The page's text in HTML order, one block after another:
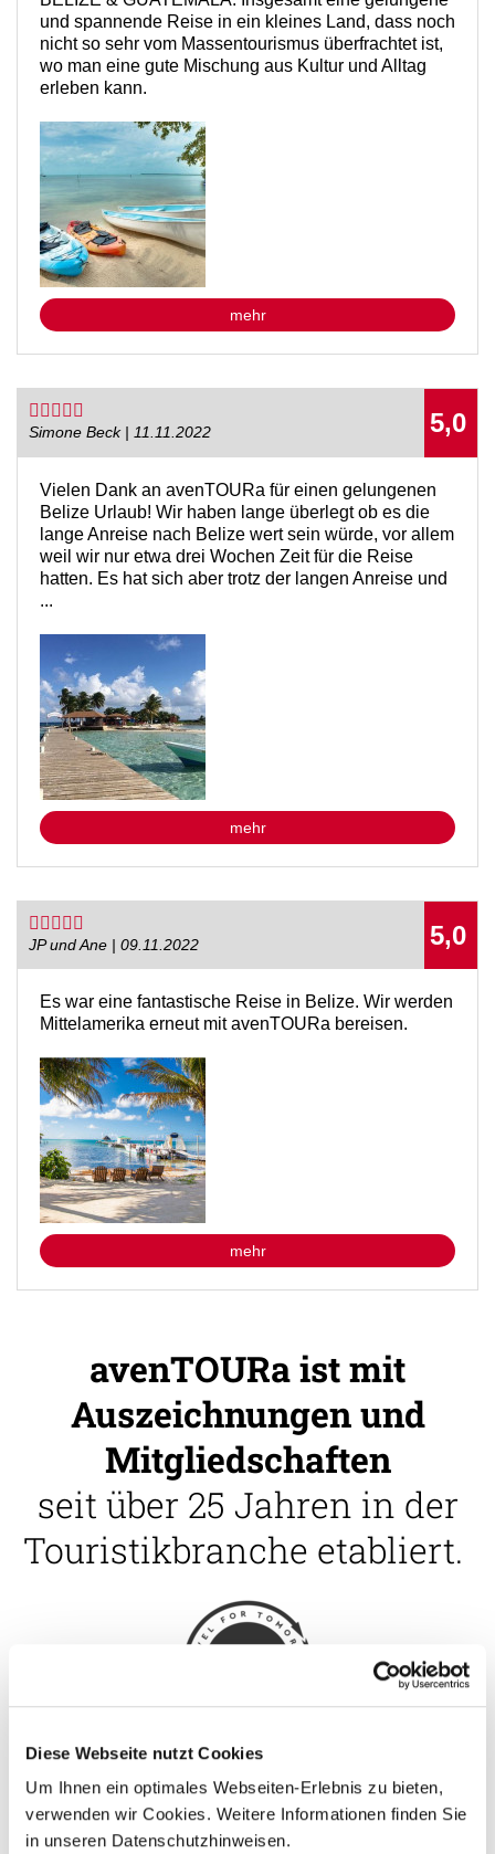
Diese Webseite nutzt Cookies
Um Ihnen ein optimales Webseiten-Erlebnis zu bieten,
verwenden wir Cookies. Weitere Informationen finden Sie
in unseren Datenschutzhinweisen.
und spannende Reise in ein kleines Land, dass noch
nicht so sehr vom Massentourismus überfrachtet ist,
wo man eine gute Mischung aus Kultur und Alltag
erleben kann.
mehr
5,0
Simone Beck | 11.11.2022
Vielen Dank an avenTOURa für einen gelungenen
Belize Urlaub! Wir haben lange überlegt ob es die
lange Anreise nach Belize wert sein würde, vor allem
weil wir nur etwa drei Wochen Zeit für die Reise
hatten. Es hat sich aber trotz der langen Anreise und
...
mehr
5,0
JP und Ane | 09.11.2022
Es war eine fantastische Reise in Belize. Wir werden
Mittelamerika erneut mit avenTOURa bereisen.
mehr
avenTOURa ist mit
Auszeichnungen und
Mitgliedschaften
seit über 25 Jahren in der
Touristikbranche etabliert.